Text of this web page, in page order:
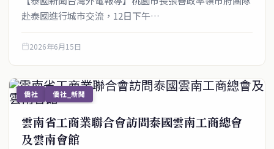
赴泰國進行城市交流，12日下午…
2026年6月15日
僑社 僑社_新聞
雲南省工商業聯合會訪問泰國雲南工商總會
及雲南會館